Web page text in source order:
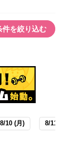
件を絞り込む
8/10 (月) 8/11 (